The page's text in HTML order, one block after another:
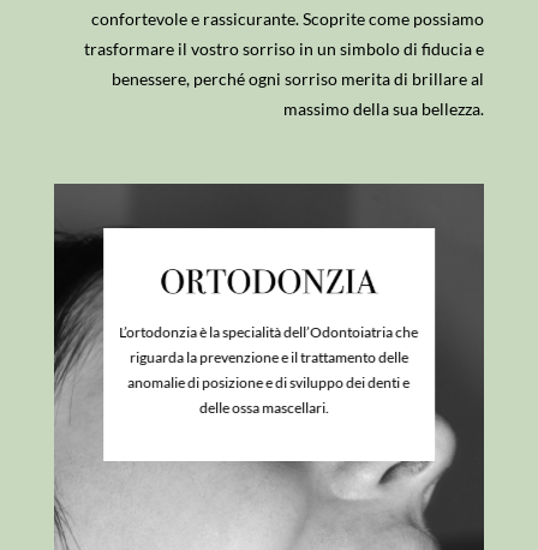
confortevole e rassicurante. Scoprite come possiamo
trasformare il vostro sorriso in un simbolo di fiducia e
benessere, perché ogni sorriso merita di brillare al
massimo della sua bellezza.
L’ortodonzia è la specialità dell’Odontoiatria che
riguarda la prevenzione e il trattamento delle
anomalie di posizione e di sviluppo dei denti e
delle ossa mascellari.